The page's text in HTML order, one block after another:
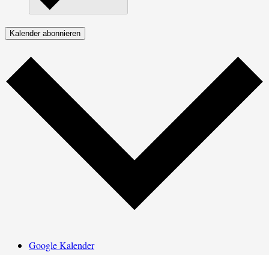
Kalender abonnieren
Google Kalender